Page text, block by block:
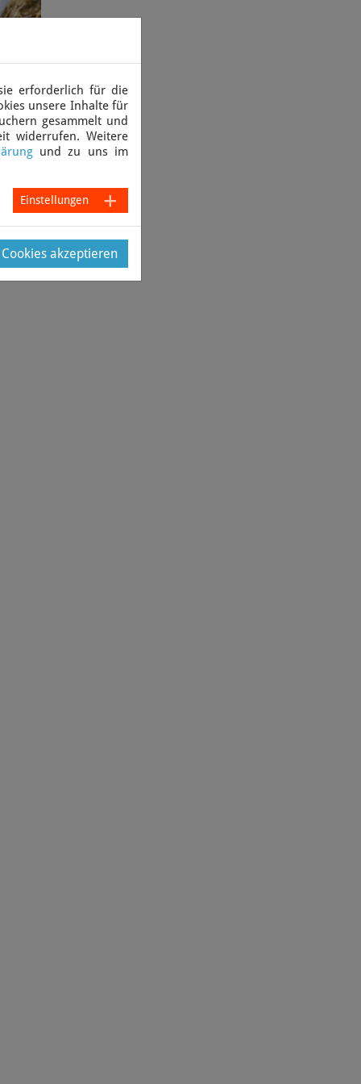
Kuh,
erforderlich für die
unsere Inhalte für
gesammelt und
widerrufen. Weitere
und zu uns im
Einstellungen
akzeptieren